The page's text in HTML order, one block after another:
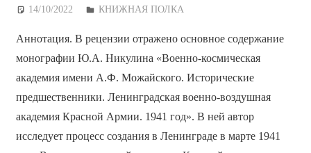
14/10/2022 Дежурный по Редакции
КНИЖНАЯ ПОЛКА
Аннотация. В рецензии отражено основное содержание
монографии Ю.А. Никулина «Военно-космическая
академия имени А.Ф. Можайского. Исторические
предшественники. Ленинградская военно-воздушная
академия Красной Армии. 1941 год». В ней автор
исследует процесс создания в Ленинграде в марте 1941